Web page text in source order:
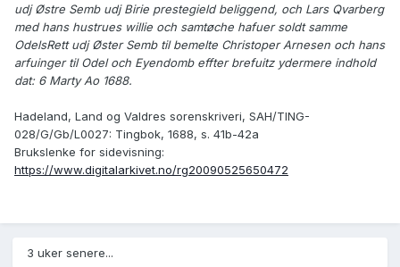
udj Østre Semb udj Birie prestegield beliggend, och Lars Qvarberg
med hans hustrues willie och samtøche hafuer soldt samme
OdelsRett udj Øster Semb til bemelte Christoper Arnesen och hans
arfuinger til Odel och Eyendomb effter brefuitz ydermere indhold
dat: 6 Marty Ao 1688.
Hadeland, Land og Valdres sorenskriveri, SAH/TING-
028/G/Gb/L0027: Tingbok, 1688, s. 41b-42a
Brukslenke for sidevisning:
https://www.digitalarkivet.no/rg20090525650472
3 uker senere...